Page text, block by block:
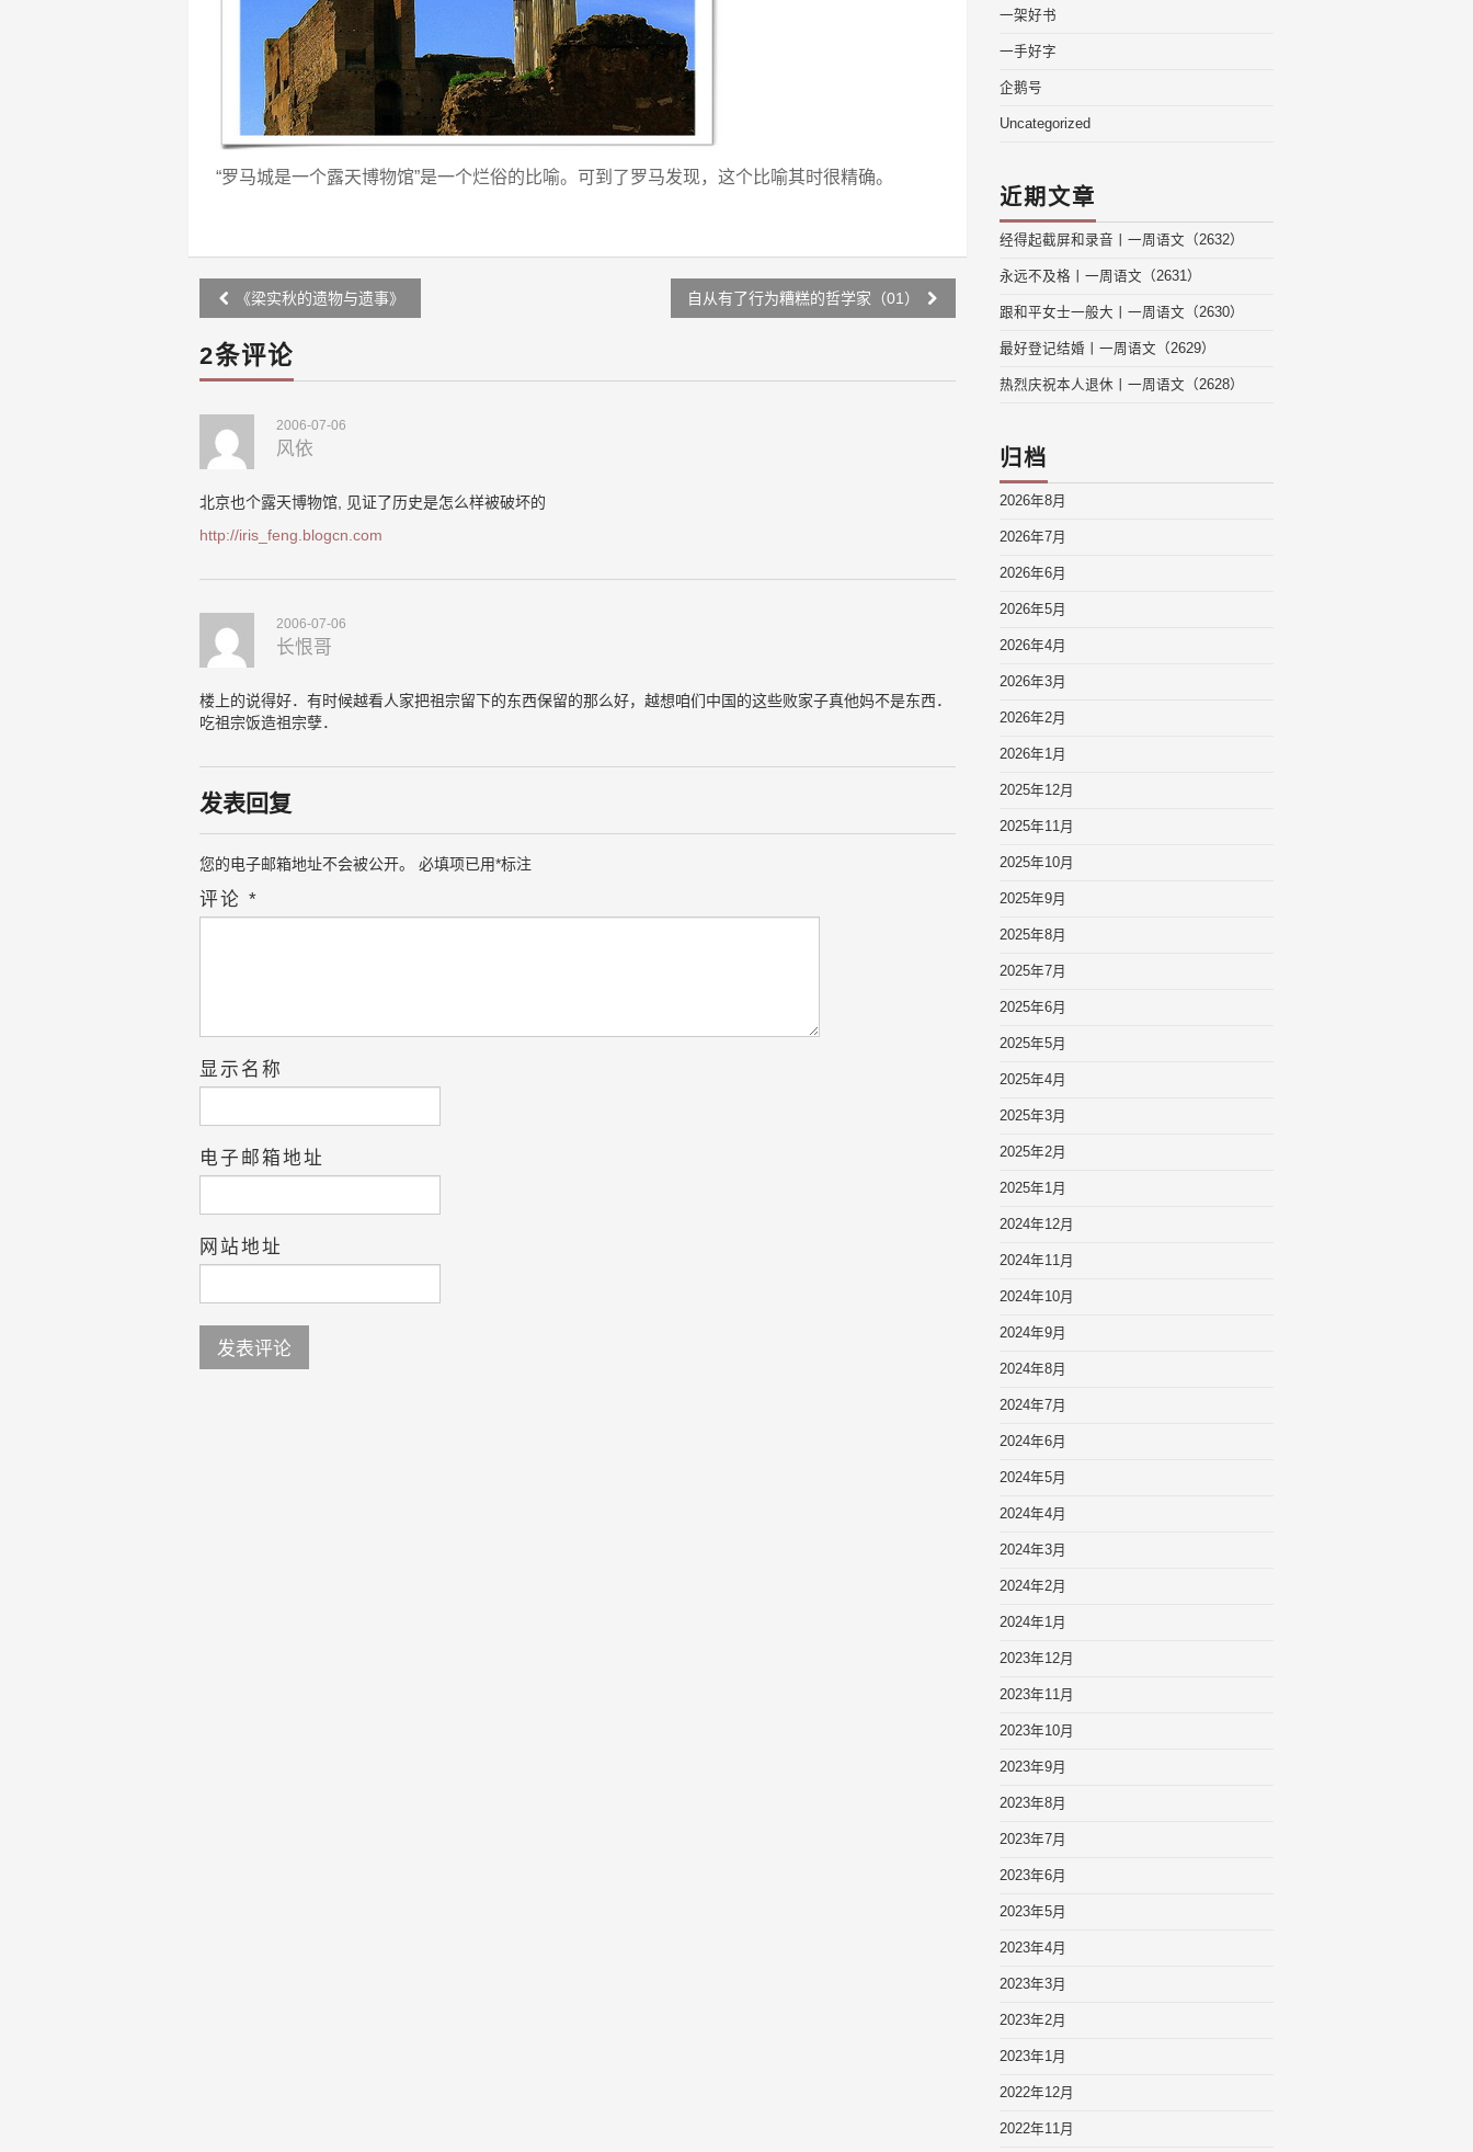
“罗马城是一个露天博物馆”是一个烂俗的比喻。可到了罗马发现，这个比喻其时很精确。
Post
navigation
《梁实秋的遗物与遗事》 自从有了行为糟糕的哲学家（01）
2条评论
2006-07-06
风依
北京也个露天博物馆, 见证了历史是怎么样被破坏的
http://iris_feng.blogcn.com
2006-07-06
长恨哥
楼上的说得好．有时候越看人家把祖宗留下的东西保留的那么好，越想咱们中国的这些败家子真他妈不是东西．
吃祖宗饭造祖宗孽．
发表回复
您的电子邮箱地址不会被公开。 必填项已用*标注
评论 *
显示名称
电子邮箱地址
网站地址
一架好书
一手好字
企鹅号
Uncategorized
近期文章
经得起截屏和录音丨一周语文（2632）
永远不及格丨一周语文（2631）
跟和平女士一般大丨一周语文（2630）
最好登记结婚丨一周语文（2629）
热烈庆祝本人退休丨一周语文（2628）
归档
2026年8月
2026年7月
2026年6月
2026年5月
2026年4月
2026年3月
2026年2月
2026年1月
2025年12月
2025年11月
2025年10月
2025年9月
2025年8月
2025年7月
2025年6月
2025年5月
2025年4月
2025年3月
2025年2月
2025年1月
2024年12月
2024年11月
2024年10月
2024年9月
2024年8月
2024年7月
2024年6月
2024年5月
2024年4月
2024年3月
2024年2月
2024年1月
2023年12月
2023年11月
2023年10月
2023年9月
2023年8月
2023年7月
2023年6月
2023年5月
2023年4月
2023年3月
2023年2月
2023年1月
2022年12月
2022年11月